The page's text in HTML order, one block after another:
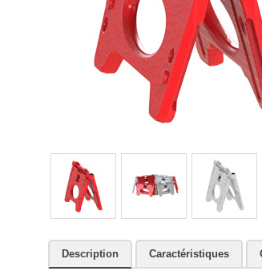
Description Caractéristiques